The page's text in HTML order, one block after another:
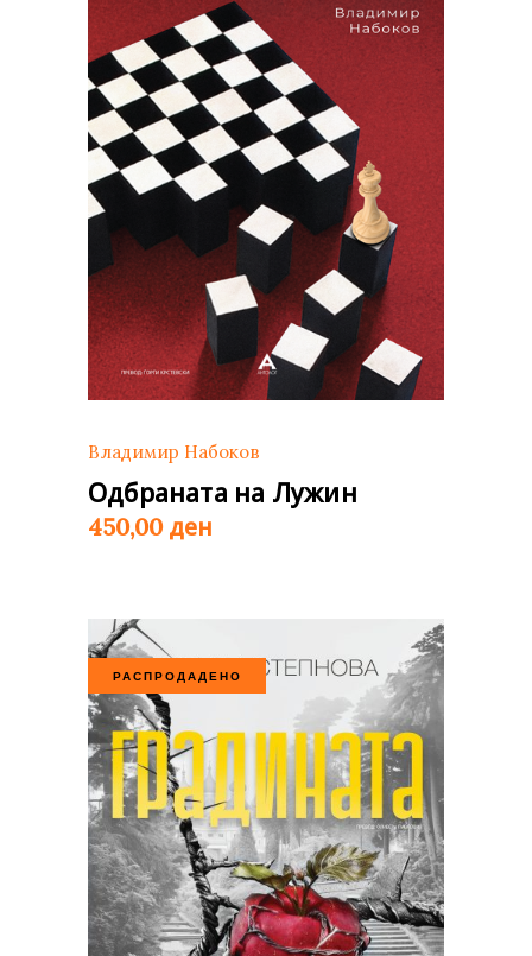
Владимир Набоков
Одбраната на Лужин
450,00 ден
РАСПРОДАДЕНО